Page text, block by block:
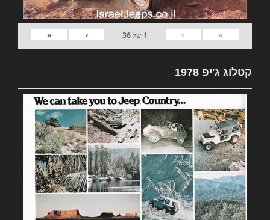
«
‹
1 של36
›
»
קטלוג ג'יפ 1978